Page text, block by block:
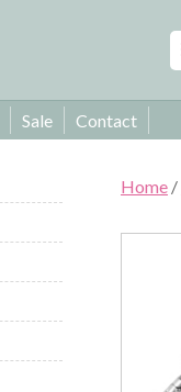
Sale Contact
Home /